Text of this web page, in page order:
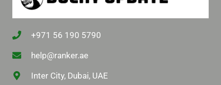
+971 56 190 5790
help@ranker.ae
Inter City, Dubai, UAE